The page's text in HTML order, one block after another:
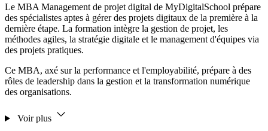
Le MBA Management de projet digital de MyDigitalSchool prépare
des spécialistes aptes à gérer des projets digitaux de la première à la
dernière étape. La formation intègre la gestion de projet, les
méthodes agiles, la stratégie digitale et le management d'équipes via
des projets pratiques.
Ce MBA, axé sur la performance et l'employabilité, prépare à des
rôles de leadership dans la gestion et la transformation numérique
des organisations.
Voir plus